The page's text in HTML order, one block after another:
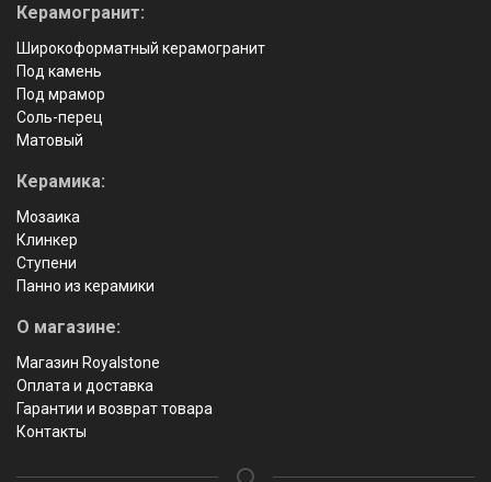
Керамогранит:
Широкоформатный керамогранит
Под камень
Под мрамор
Соль-перец
Матовый
Керамика:
Мозаика
Клинкер
Ступени
Панно из керамики
О магазине:
Магазин Royalstone
Оплата и доставка
Гарантии и возврат товара
Контакты